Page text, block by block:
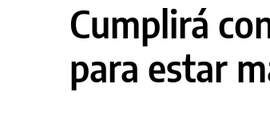
Cumplirá
para estar